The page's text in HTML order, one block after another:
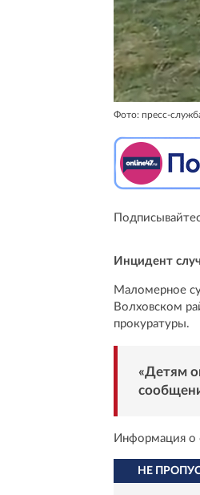
Фото: пресс-
Инцидент
Маломерное
Волховском
прокуратуры.
«Детям
Информация о
НЕ